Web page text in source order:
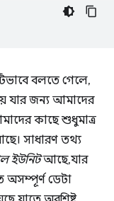
বলতে গেলে,
যার জন্য আমাদের
কাছে শুধুমাত্র
সাধারণ তথ্য
ইউনিটআছে, যার
অসম্পূর্ণ ডেটা